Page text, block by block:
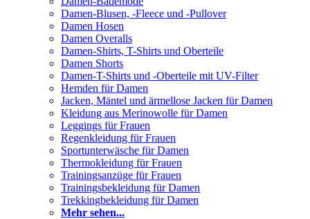
Damen-Blusen, -Fleece und -Pullover
Damen Hosen
Damen Overalls
Damen-Shirts, T-Shirts und Oberteile
Damen Shorts
Damen-T-Shirts und -Oberteile mit UV-Filter
Hemden für Damen
Jacken, Mäntel und ärmellose Jacken für Damen
Kleidung aus Merinowolle für Damen
Leggings für Frauen
Regenkleidung für Frauen
Sportunterwäsche für Damen
Thermokleidung für Frauen
Trainingsanzüge für Frauen
Trainingsbekleidung für Damen
Trekkingbekleidung für Damen
Mehr sehen...